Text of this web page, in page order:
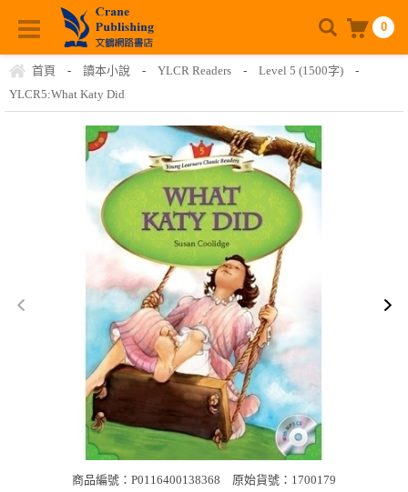
0
首頁 - 讀本小說 - YLCR Readers - Level 5 (1500字)
-
YLCR5:What Katy Did
商品編號：P0116400138368 原始貨號：1700179